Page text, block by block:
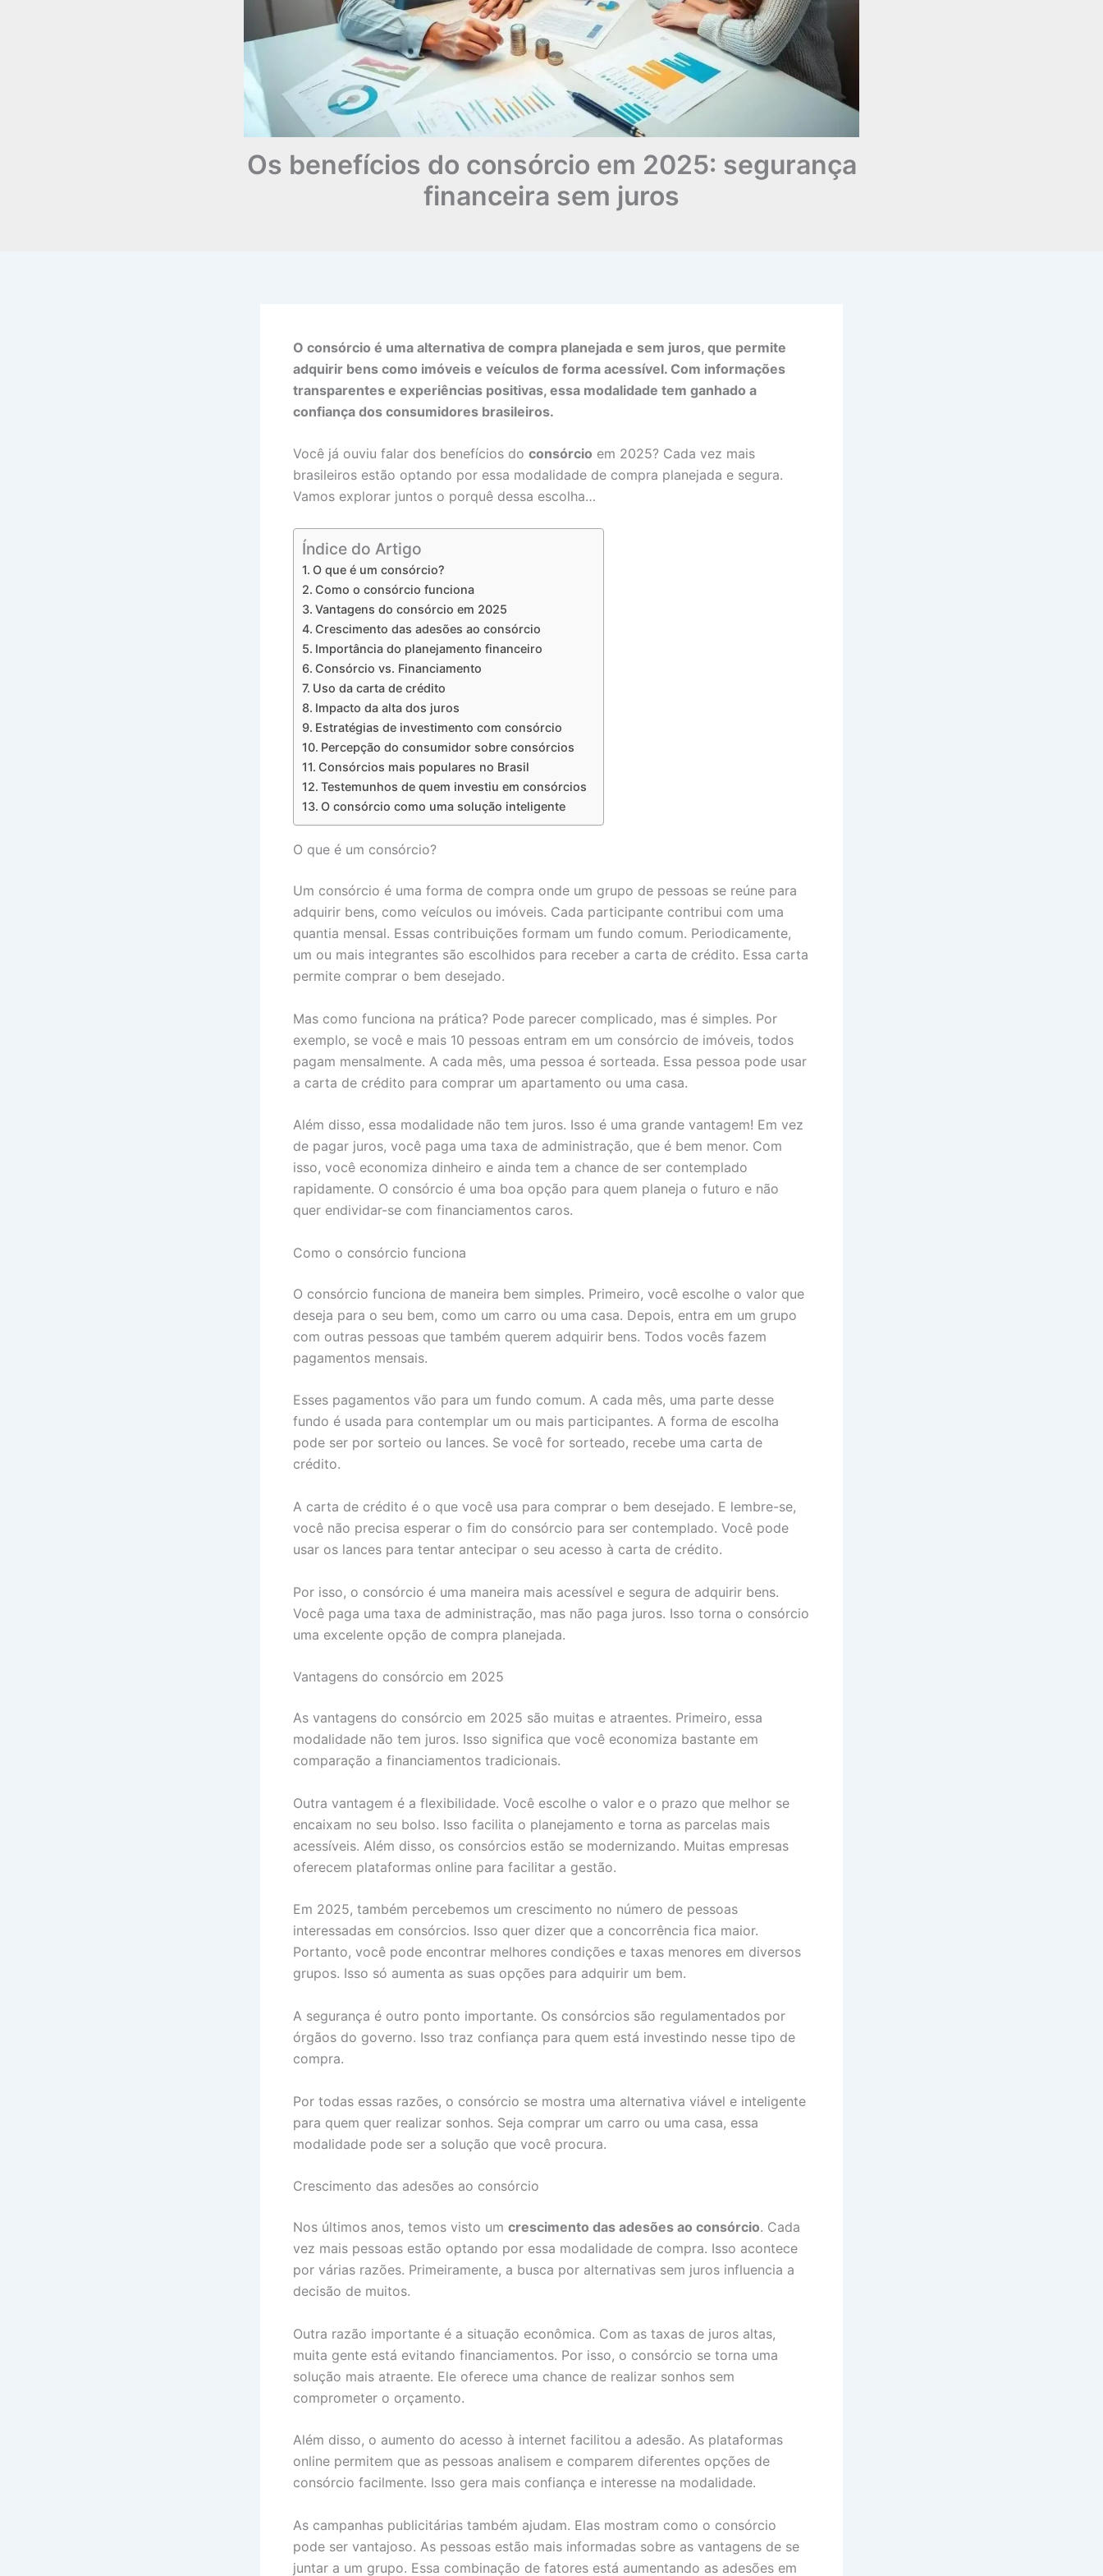
Os benefícios do consórcio em 2025: segurança
financeira sem juros
O consórcio é uma alternativa de compra planejada e sem juros, que permite
adquirir bens como imóveis e veículos de forma acessível. Com informações
transparentes e experiências positivas, essa modalidade tem ganhado a
confiança dos consumidores brasileiros.
Você já ouviu falar dos benefícios do consórcio em 2025? Cada vez mais
brasileiros estão optando por essa modalidade de compra planejada e segura.
Vamos explorar juntos o porquê dessa escolha…
Índice do Artigo
O que é um consórcio?
Como o consórcio funciona
Vantagens do consórcio em 2025
Crescimento das adesões ao consórcio
Importância do planejamento financeiro
Consórcio vs. Financiamento
Uso da carta de crédito
Impacto da alta dos juros
Estratégias de investimento com consórcio
Percepção do consumidor sobre consórcios
Consórcios mais populares no Brasil
Testemunhos de quem investiu em consórcios
O consórcio como uma solução inteligente
O que é um consórcio?
Um consórcio é uma forma de compra onde um grupo de pessoas se reúne para
adquirir bens, como veículos ou imóveis. Cada participante contribui com uma
quantia mensal. Essas contribuições formam um fundo comum. Periodicamente,
um ou mais integrantes são escolhidos para receber a carta de crédito. Essa carta
permite comprar o bem desejado.
Mas como funciona na prática? Pode parecer complicado, mas é simples. Por
exemplo, se você e mais 10 pessoas entram em um consórcio de imóveis, todos
pagam mensalmente. A cada mês, uma pessoa é sorteada. Essa pessoa pode usar
a carta de crédito para comprar um apartamento ou uma casa.
Além disso, essa modalidade não tem juros. Isso é uma grande vantagem! Em vez
de pagar juros, você paga uma taxa de administração, que é bem menor. Com
isso, você economiza dinheiro e ainda tem a chance de ser contemplado
rapidamente. O consórcio é uma boa opção para quem planeja o futuro e não
quer endividar-se com financiamentos caros.
Como o consórcio funciona
O consórcio funciona de maneira bem simples. Primeiro, você escolhe o valor que
deseja para o seu bem, como um carro ou uma casa. Depois, entra em um grupo
com outras pessoas que também querem adquirir bens. Todos vocês fazem
pagamentos mensais.
Esses pagamentos vão para um fundo comum. A cada mês, uma parte desse
fundo é usada para contemplar um ou mais participantes. A forma de escolha
pode ser por sorteio ou lances. Se você for sorteado, recebe uma carta de
crédito.
A carta de crédito é o que você usa para comprar o bem desejado. E lembre-se,
você não precisa esperar o fim do consórcio para ser contemplado. Você pode
usar os lances para tentar antecipar o seu acesso à carta de crédito.
Por isso, o consórcio é uma maneira mais acessível e segura de adquirir bens.
Você paga uma taxa de administração, mas não paga juros. Isso torna o consórcio
uma excelente opção de compra planejada.
Vantagens do consórcio em 2025
As vantagens do consórcio em 2025 são muitas e atraentes. Primeiro, essa
modalidade não tem juros. Isso significa que você economiza bastante em
comparação a financiamentos tradicionais.
Outra vantagem é a flexibilidade. Você escolhe o valor e o prazo que melhor se
encaixam no seu bolso. Isso facilita o planejamento e torna as parcelas mais
acessíveis. Além disso, os consórcios estão se modernizando. Muitas empresas
oferecem plataformas online para facilitar a gestão.
Em 2025, também percebemos um crescimento no número de pessoas
interessadas em consórcios. Isso quer dizer que a concorrência fica maior.
Portanto, você pode encontrar melhores condições e taxas menores em diversos
grupos. Isso só aumenta as suas opções para adquirir um bem.
A segurança é outro ponto importante. Os consórcios são regulamentados por
órgãos do governo. Isso traz confiança para quem está investindo nesse tipo de
compra.
Por todas essas razões, o consórcio se mostra uma alternativa viável e inteligente
para quem quer realizar sonhos. Seja comprar um carro ou uma casa, essa
modalidade pode ser a solução que você procura.
Crescimento das adesões ao consórcio
Nos últimos anos, temos visto um crescimento das adesões ao consórcio. Cada
vez mais pessoas estão optando por essa modalidade de compra. Isso acontece
por várias razões. Primeiramente, a busca por alternativas sem juros influencia a
decisão de muitos.
Outra razão importante é a situação econômica. Com as taxas de juros altas,
muita gente está evitando financiamentos. Por isso, o consórcio se torna uma
solução mais atraente. Ele oferece uma chance de realizar sonhos sem
comprometer o orçamento.
Além disso, o aumento do acesso à internet facilitou a adesão. As plataformas
online permitem que as pessoas analisem e comparem diferentes opções de
consórcio facilmente. Isso gera mais confiança e interesse na modalidade.
As campanhas publicitárias também ajudam. Elas mostram como o consórcio
pode ser vantajoso. As pessoas estão mais informadas sobre as vantagens de se
juntar a um grupo. Essa combinação de fatores está aumentando as adesões em